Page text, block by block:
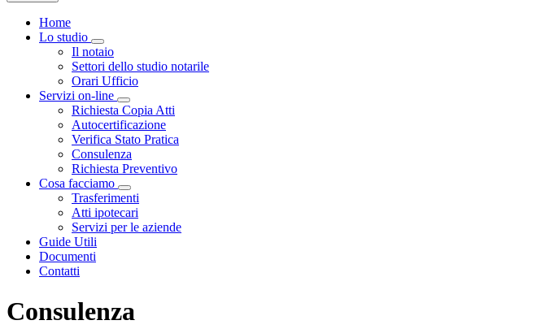
Home
Lo studio
Visualizza menù di secondo livello
Il notaio
Settori dello studio notarile
Orari Ufficio
Servizi on-line
Visualizza menù di secondo livello
Richiesta Copia Atti
Autocertificazione
Verifica Stato Pratica
Consulenza
Richiesta Preventivo
Cosa facciamo
Visualizza menù di secondo livello
Trasferimenti
Atti ipotecari
Servizi per le aziende
Guide Utili
Documenti
Contatti
Consulenza